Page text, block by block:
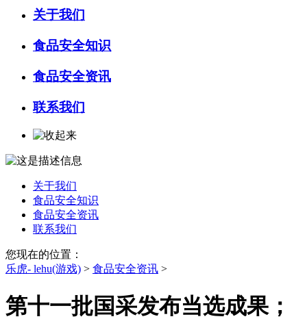
关于我们
食品安全知识
食品安全资讯
联系我们
关于我们
食品安全知识
食品安全资讯
联系我们
您现在的位置：
乐虎- lehu(游戏) > 食品安全资讯 >
第十一批国采发布当选成果；